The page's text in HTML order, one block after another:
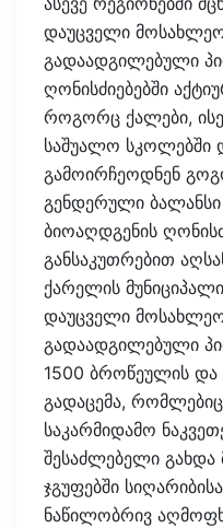
დაუცველი
გადაადგილებული
ღონისძიებებში
როგორც ქალები,
საშუალო სკოლებში
გამოირჩეოდნენ
გენდერული
ბიოაღდგენის
განსაკუთრებით
ქარელის
დაუცველი
გადაადგილებული
1500 ბროწეულის და
გადაცემა,
საკარმიდამო
შესაძლებელი
ჯგუფებში
ნაწილობრივ